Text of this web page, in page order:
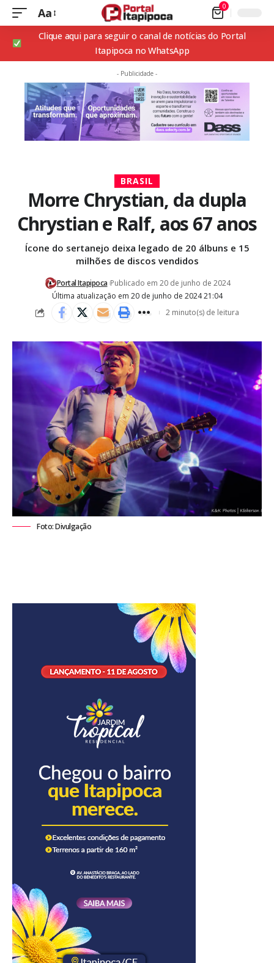
Aa 0
Clique aqui para seguir o canal de notícias do Portal
Itapipoca no WhatsApp
- Publicidade -
BRASIL
Morre Chrystian, da dupla
Chrystian e Ralf, aos 67 anos
Ícone do sertanejo deixa legado de 20 álbuns e 15
milhões de discos vendidos
Última atualização em 20 de junho de 2024 21:04
Portal Itapipoca Publicado em 20 de junho de 2024
2 minuto(s) de leitura
Foto: Divulgação